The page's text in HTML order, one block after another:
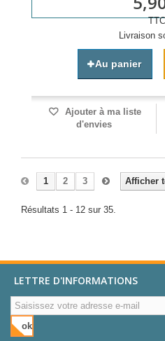
TTC
Livraison
Au panier
Ajouter à ma liste
d'envies
Afficher
1 2 3
Résultats 1 - 12 sur 35.
LETTRE D'INFORMATIONS
ok